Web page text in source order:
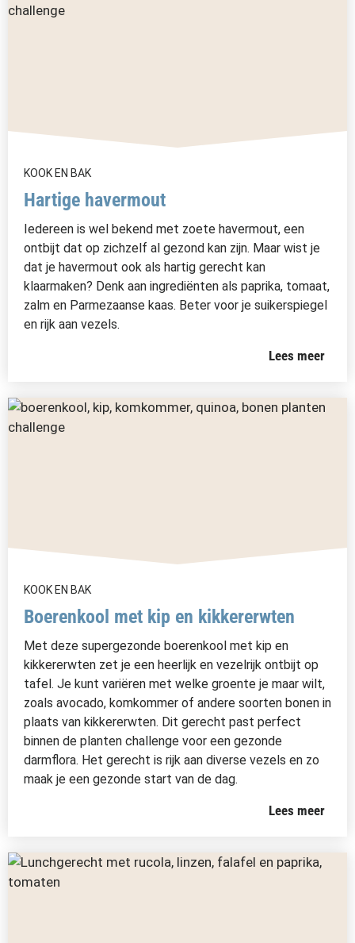
KOOK EN BAK
Hartige havermout
Iedereen is wel bekend met zoete havermout, een
ontbijt dat op zichzelf al gezond kan zijn. Maar wist je
dat je havermout ook als hartig gerecht kan
klaarmaken? Denk aan ingrediënten als paprika, tomaat,
zalm en Parmezaanse kaas. Beter voor je suikerspiegel
en rijk aan vezels.
Lees meer
KOOK EN BAK
Boerenkool met kip en kikkererwten
Met deze supergezonde boerenkool met kip en
kikkererwten zet je een heerlijk en vezelrijk ontbijt op
tafel. Je kunt variëren met welke groente je maar wilt,
zoals avocado, komkommer of andere soorten bonen in
plaats van kikkererwten. Dit gerecht past perfect
binnen de planten challenge voor een gezonde
darmflora. Het gerecht is rijk aan diverse vezels en zo
maak je een gezonde start van de dag.
Lees meer